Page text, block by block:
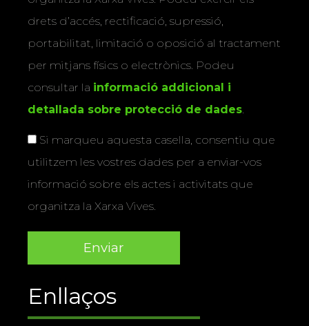
drets d’accés, rectificació, supressió,
portabilitat, limitació o oposició al tractament
per mitjans físics o electrònics. Podeu
consultar la informació addicional i
detallada sobre protecció de dades
Si marqueu aquesta casella, consentiu que
utilitzem les vostres dades per a enviar-vos
informació sobre els actes i activitats que
organitza la Xarxa Vives.
Enllaços